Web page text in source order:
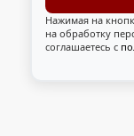
Нажимая на
на обработку
соглашаетесь с